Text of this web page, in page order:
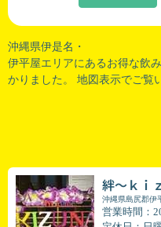
沖縄県伊是名・
伊平屋エリアにあるお得な飲
かりました。 地図表示でご覧
絆～ｋｉ
沖縄県島尻郡伊
営業時間：